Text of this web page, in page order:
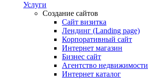
Услуги
Создание сайтов
Сайт визитка
Лендинг (Landing page)
Корпоративный сайт
Интернет магазин
Бизнес сайт
Агентство недвижимости
Интернет каталог